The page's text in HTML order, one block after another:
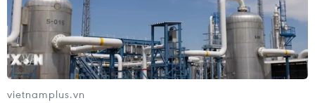
vietnamplus.vn